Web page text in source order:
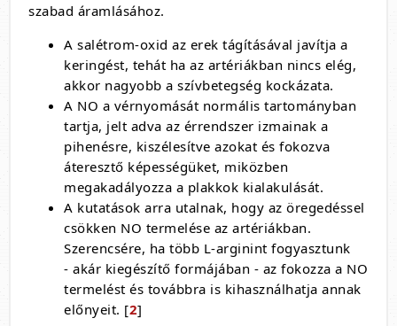
szabad áramlásához.
A salétrom-oxid az erek tágításával javítja a
keringést, tehát ha az artériákban nincs elég,
akkor nagyobb a szívbetegség kockázata.
A NO a vérnyomását normális tartományban
tartja, jelt adva az érrendszer izmainak a
pihenésre, kiszélesítve azokat és fokozva
áteresztő képességüket, miközben
megakadályozza a plakkok kialakulását.
A kutatások arra utalnak, hogy az öregedéssel
csökken NO termelése az artériákban.
Szerencsére, ha több L-arginint fogyasztunk
- akár kiegészítő formájában - az fokozza a NO
termelést és továbbra is kihasználhatja annak
előnyeit. [2]